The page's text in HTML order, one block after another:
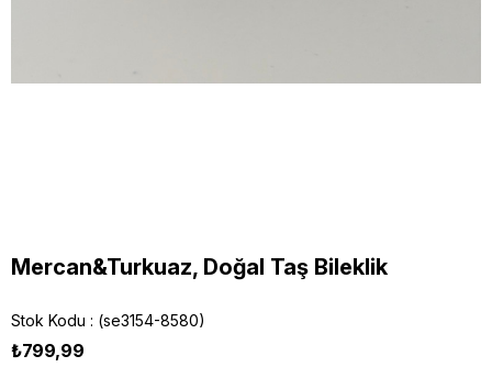
Mercan&Turkuaz, Doğal Taş Bileklik
Stok Kodu (se3154-8580)
₺799,99